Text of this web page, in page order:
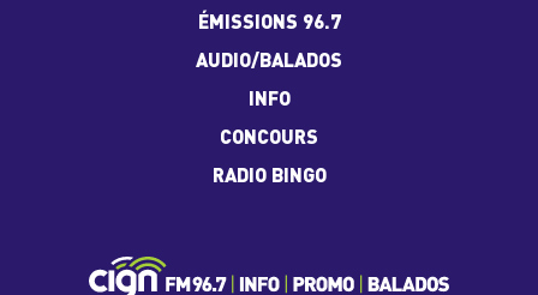
ÉMISSIONS 96.7
AUDIO/BALADOS
INFO
CONCOURS
RADIO BINGO